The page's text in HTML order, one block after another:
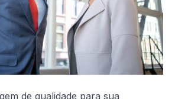
de qualidade para sua